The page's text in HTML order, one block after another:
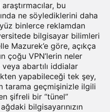
bu
ne söylediklerini daha
binlerce reklamdan
bilgisayar bilimleri
Mazurek’e göre, açıkça
çoğu VPN’lerin neler
abartılı iddialar
yapabileceği tek şey,
tarama geçmişinizle ilgili
şifreli bir “tünel”
bilgisayarınızın